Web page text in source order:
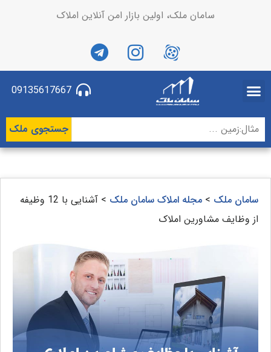
سامان ملک، اولین بازار امن آنلاین املاک
09135617667
جستجوی ملک
سامان ملک > مجله املاک سامان ملک >
آشنایی با 12 وظیفه
از وظایف مشاورین املاک